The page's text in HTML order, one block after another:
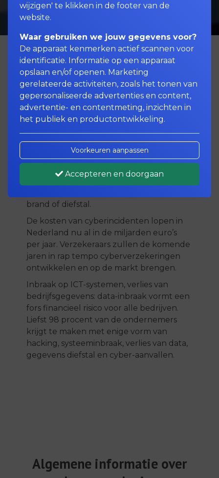
Met een cyberverzekering
bent u verzekerd
voor online criminaliteit
Een bedrijfsdekking voor cyberrisico’s is
inmiddels net zo normaal als een brand-
of aansprakelijkheidsverzekering. De
bedrijfscontinuïteit kan net zo goed door
brand of diefstal.
De kosten van cyberincidenten lopen in
Nederland nu al in de miljarden euro’s
per jaar. Verzekeraars zullen de komende
jaren in rap tempo cyberverzekeringen
ontwikkelen en op de markt brengen.
Inbraak op ICT-systemen, verlies van
bedrijfsgegevens: data-inbraak vormt een
fors financieel risico voor alle bedrijven.
Liefst 98 procent van de ondernemers
krijgt te maken met enige vorm van
hacking, systeeminbraak, verlies van data,
gegevens diefstal en cyber-aanvallen.
Algemene informatie over
wijzigen' te klikken in de footer van de
website.
Waar gebruiken we jouw gegevens voor?
De apparaat kenmerken actief scannen voor
identificatie. Informatie op een apparaat
opslaan en/of openen. Marketing
gerelateerde activiteiten, zoals het tonen van
gepersonaliseerde advertenties en content,
advertentie- en contentmeting, inzichten in
het publiek en productontwikkeling.
Voorkeuren aanpassen
Accepteren en doorgaan